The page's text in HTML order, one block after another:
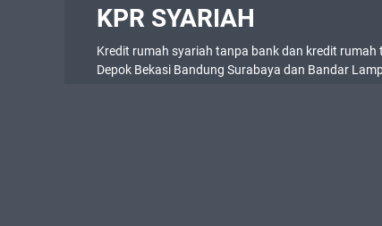
KPR SYARIAH
Kredit rumah syariah tanpa bank dan kredit
Depok Bekasi Bandung Surabaya dan Bandar